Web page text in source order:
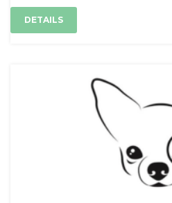
DETAILS